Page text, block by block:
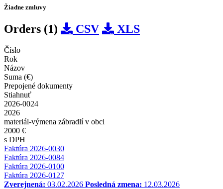
Žiadne zmluvy
Orders (1) CSV XLS
Číslo
Rok
Názov
Suma (€)
Prepojené dokumenty
Stiahnuť
2026-0024
2026
materiál-výmena zábradlí v obci
2000 €
s DPH
Faktúra 2026-0030
Faktúra 2026-0084
Faktúra 2026-0100
Faktúra 2026-0127
Zverejnená: 03.02.2026 Posledná zmena: 12.03.2026